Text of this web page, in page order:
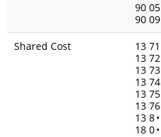
90 05
90 09
Shared Cost
13 71
13 72
13 73
13 74
13 75
13 76
13 8•
18 0•